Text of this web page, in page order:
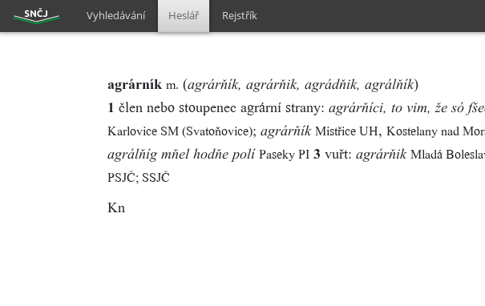
Vyhledávání Heslář Rejstřík
agrárník m. (agrárňík, agrárňik, agrádňik, agrálňík)
1 člen nebo stoupenec agrární strany: agrárňíci, to vim, že só
Karlovice SM (Svatoňovice); agrárňík Mistřice UH, Kostelany nad
agrálňíg mňel hodňe polí Paseky PI 3 vuřt: agrárňik Mladá
PSJČ; SSJČ
Kn